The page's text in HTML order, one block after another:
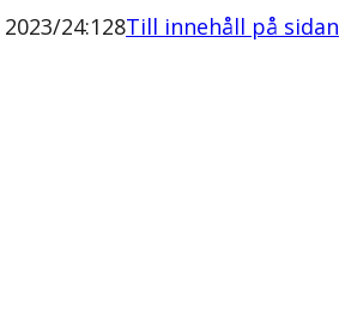
24:128Till innehåll på sidan